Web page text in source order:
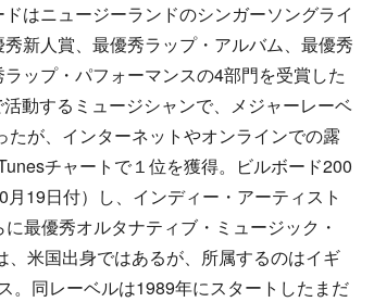
はニュージーランドのシンガーソングライ
新人賞、最優秀ラップ・アルバム、最優秀
ップ・パフォーマンスの4部門を受賞した
動するミュージシャンで、メジャーレーベ
が、インターネットやオンラインでの露
チャートで１位を獲得。ビルボード200
19日付）し、インディー・アーティスト
最優秀オルタナティブ・ミュージック・
米国出身ではあるが、所属するのはイギ
。同レーベルは1989年にスタートしたまだ